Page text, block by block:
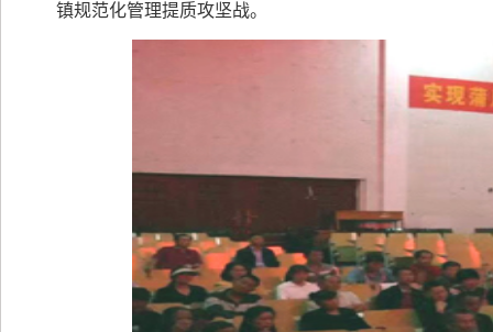
镇规范化管理提质攻坚战。